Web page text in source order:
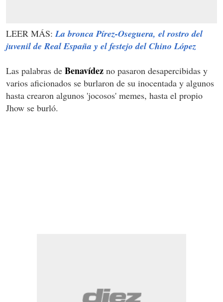
LEER MÁS: La bronca Pírez-Oseguera, el rostro del
juvenil de Real España y el festejo del Chino López
Las palabras de Benavídez no pasaron desapercibidas y
varios aficionados se burlaron de su inocentada y algunos
hasta crearon algunos 'jocosos' memes, hasta el propio
Jhow se burló.